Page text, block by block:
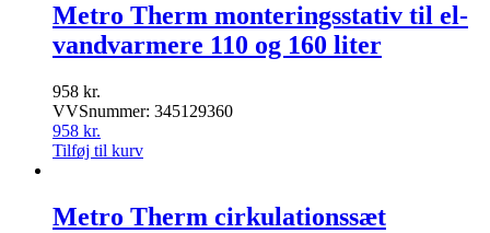
Metro Therm monteringsstativ til el-
vandvarmere 110 og 160 liter
958 kr.
VVSnummer: 345129360
958 kr.
Tilføj til kurv
Metro Therm cirkulationssæt